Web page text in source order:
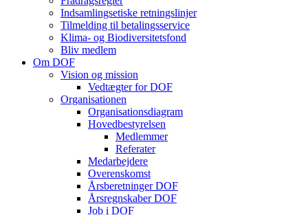
Indsamlingsetiske retningslinjer
Tilmelding til betalingsservice
Klima- og Biodiversitetsfond
Bliv medlem
Om DOF
Vision og mission
Vedtægter for DOF
Organisationen
Organisationsdiagram
Hovedbestyrelsen
Medlemmer
Referater
Medarbejdere
Overenskomst
Årsberetninger DOF
Årsregnskaber DOF
Job i DOF